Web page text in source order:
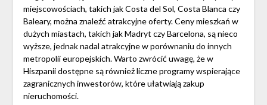
miejscowościach, takich jak Costa del Sol, Costa Blanca czy
Baleary, można znaleźć atrakcyjne oferty. Ceny mieszkań w
dużych miastach, takich jak Madryt czy Barcelona, są nieco
wyższe, jednak nadal atrakcyjne w porównaniu do innych
metropolii europejskich. Warto zwrócić uwagę, że w
Hiszpanii dostępne są również liczne programy wspierające
zagranicznych inwestorów, które ułatwiają zakup
nieruchomości.